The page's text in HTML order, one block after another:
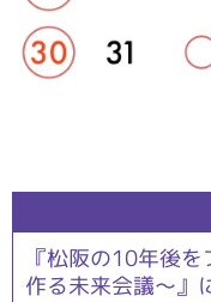
『松阪の10年後
作る未来会議～』